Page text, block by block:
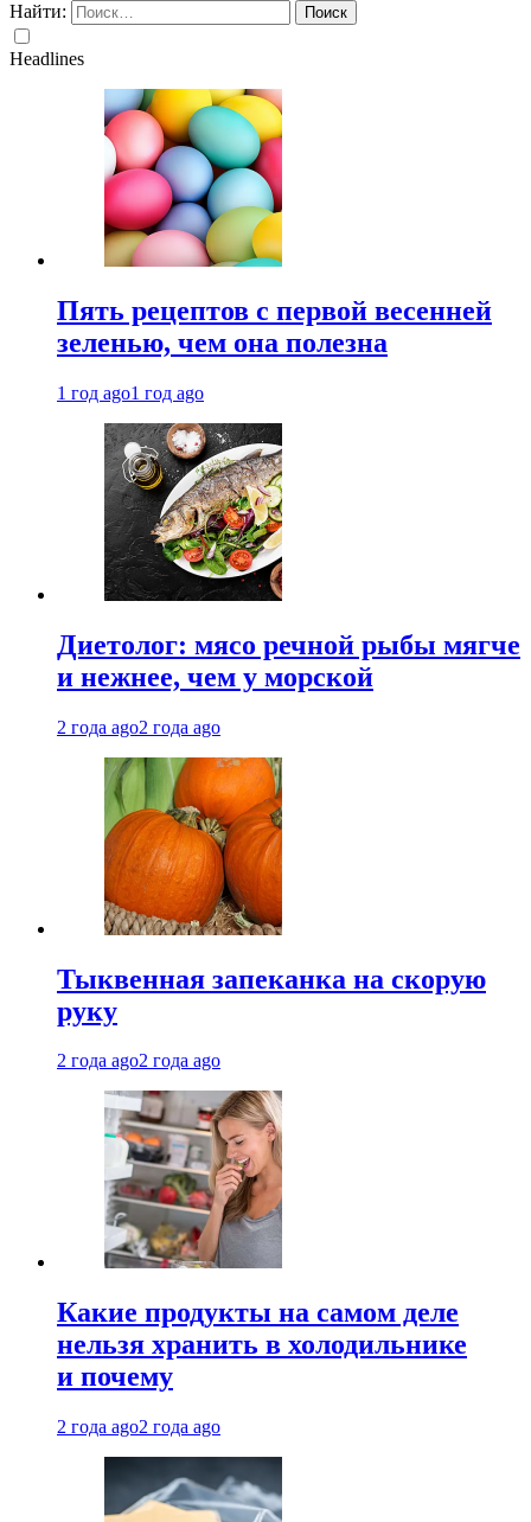
Найти:
Headlines
Пять рецептов с первой весенней
зеленью, чем она полезна
1 год ago1 год ago
Диетолог: мясо речной рыбы мягче
и нежнее, чем у морской
2 года ago2 года ago
Тыквенная запеканка на скорую
руку
2 года ago2 года ago
Какие продукты на самом деле
нельзя хранить в холодильнике
и почему
2 года ago2 года ago